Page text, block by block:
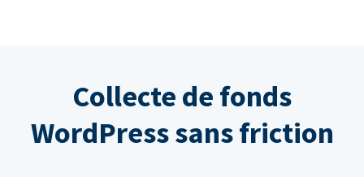
Collecte de fonds
WordPress sans friction